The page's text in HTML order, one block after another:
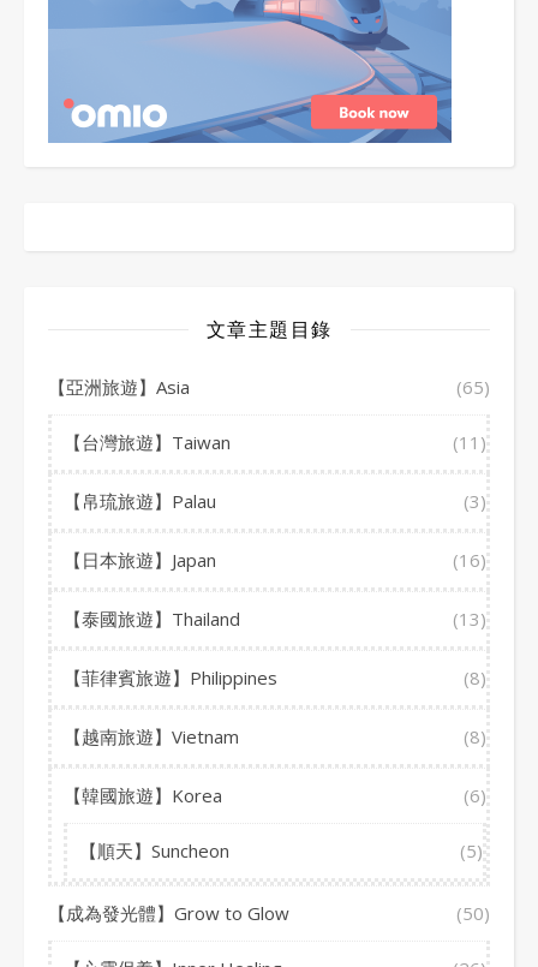
文章主題目錄
【亞洲旅遊】Asia (65)
【台灣旅遊】Taiwan (11)
【帛琉旅遊】Palau (3)
【日本旅遊】Japan (16)
【泰國旅遊】Thailand (13)
【菲律賓旅遊】Philippines (8)
【越南旅遊】Vietnam (8)
【韓國旅遊】Korea (6)
【順天】Suncheon (5)
【成為發光體】Grow to Glow (50)